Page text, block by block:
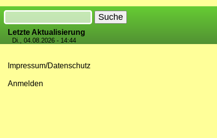
Suche
Letzte Aktualisierung
Di., 04.08.2026 - 14:44
Impressum/Datenschutz
Anmelden